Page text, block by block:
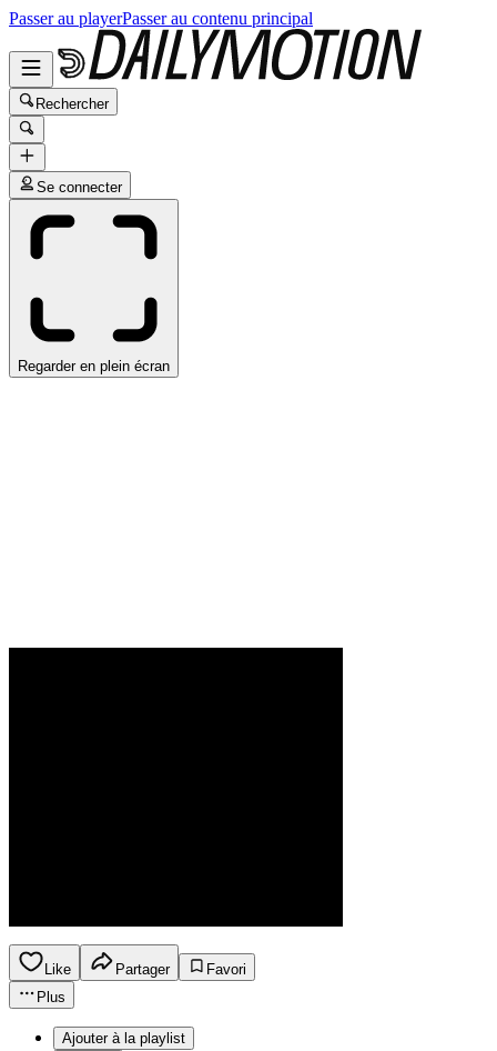
Passer au playerPasser au contenu principal
Rechercher
Se connecter
Regarder en plein écran
Like Partager
Favori
Plus
Ajouter à la playlist